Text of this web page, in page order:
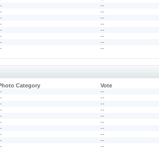
--
--
--
--
--
--
--
--
Category
Vote
--
--
--
--
--
--
--
--
--
--